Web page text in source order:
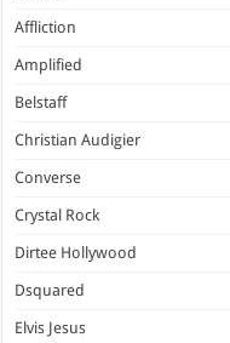
Affliction
Amplified
Belstaff
Christian Audigier
Converse
Crystal Rock
Dirtee Hollywood
Dsquared
Elvis Jesus